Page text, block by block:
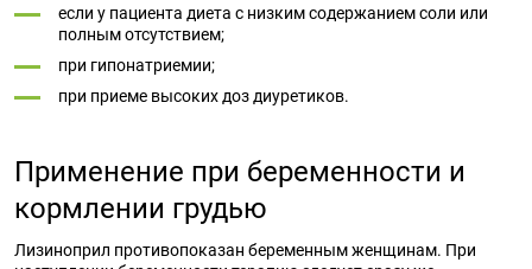
если у пациента диета с низким содержанием соли или
полным отсутствием;
при гипонатриемии;
при приеме высоких доз диуретиков.
Применение при беременности и
кормлении грудью
Лизиноприл противопоказан беременным женщинам. При